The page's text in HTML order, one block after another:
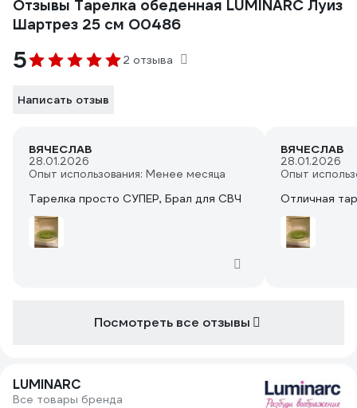
Отзывы Тарелка обеденная LUMINARC Луиз
Шартрез 25 см O0486
5 2 отзыва
Написать отзыв
ВЯЧЕСЛАВ
28.01.2026
Опыт использования: Менее месяца
Тарелка просто СУПЕР, Брал для СВЧ
ВЯЧЕСЛАВ
28.01.2026
Опыт
Отличная
Посмотреть все отзывы
LUMINARC
Все товары бренда